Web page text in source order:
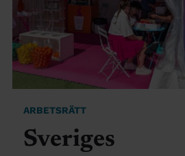
ARBETSRÄTT
Sveriges